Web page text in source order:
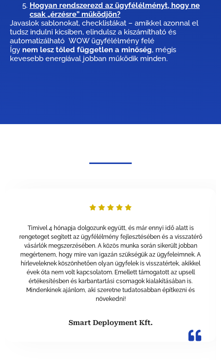
Hogyan rendszerezd az ügyfélélményt, hogy ne
csak „érzésre” működjön?
Javaslok sablonokat, checklistákat – amikkel azonnal el
tudsz indulni kicsiben, elindulsz a kiszámítható és
automatizálható WOW ügyfélélmény felé
Így nem lesz tőled független a minőség, mégis
kevesebb energiával jobban működik minden.
Timivel 4 hónapja dolgozunk együtt, és már ennyi idő alatt is
rengeteget segített az ügyfélélmény fejlesztésében és a visszatérő
vásárlók megszerzésében. A közös munka során sikerült jobban
megértenem, hogy mire van igazán szükségük az ügyfeleimnek. A
hírleveleknek köszönhetően olyan ügyfelek is visszatértek, akikkel
évek óta nem volt kapcsolatom. Emellett támogatott az upsell
értékesítésben és karbantartási csomagok kialakításában is.
Mindenkinek ajánlom, aki szeretne tudatosabban építkezni és
növekedni!
Smart Deployment Kft.